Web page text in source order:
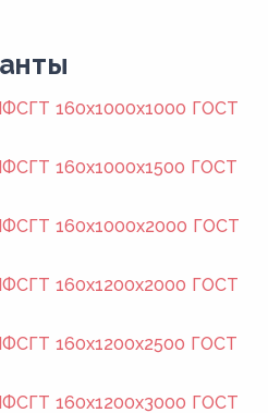
160x1000x1000 ГОСТ
160x1000x1500 ГОСТ
160x1000x2000 ГОСТ
160x1200x2000 ГОСТ
160x1200x2500 ГОСТ
160x1200x3000 ГОСТ